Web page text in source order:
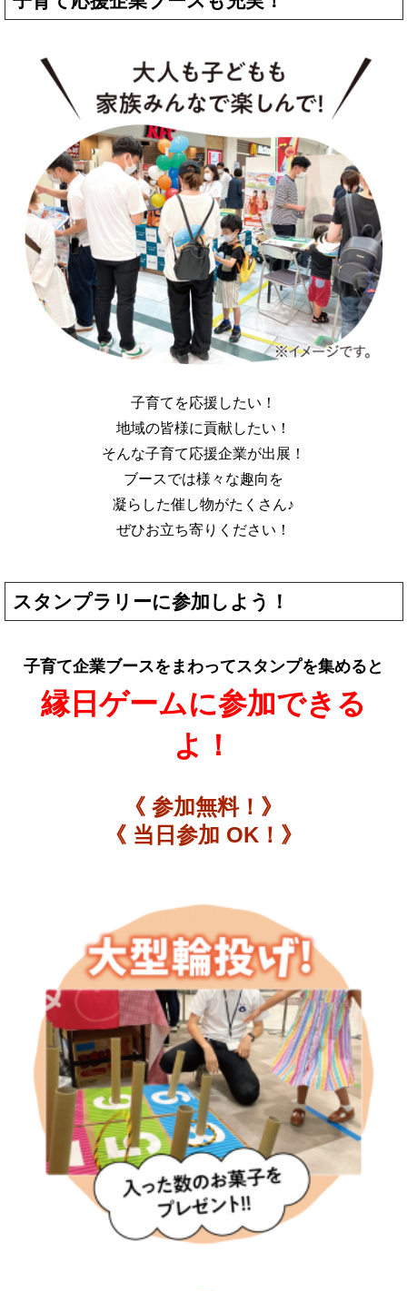
子育てを応援したい！
地域の皆様に貢献したい！
そんな子育て応援企業が出展！
ブースでは様々な趣向を
凝らした催し物がたくさん♪
ぜひお立ち寄りください！
スタンプラリーに参加しよう！
子育て企業ブースをまわってスタンプを集めると
縁日ゲームに参加できる
よ！
《 参加無料！》
《 当日参加 OK！》